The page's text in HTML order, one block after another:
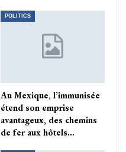
POLITICS
Au Mexique, l’immunisée
étend son emprise
avantageux, des chemins
de fer aux hôtels…